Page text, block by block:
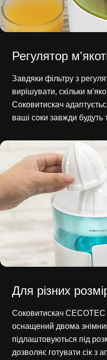
Регулятор
Завдяки фільтру з
вирішувати, скільки
Соковитискач
ваші соки завжди
Для різних
Соковитискач
оснащений двома
підлаштовуються під
дозволяє готувати сік з